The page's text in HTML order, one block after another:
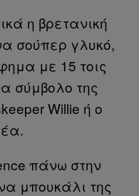
η βρετανική
σούπερ γλυκό,
με 15 τοις
σύμβολο της
Willie ή ο
πάνω στην
μπουκάλι της